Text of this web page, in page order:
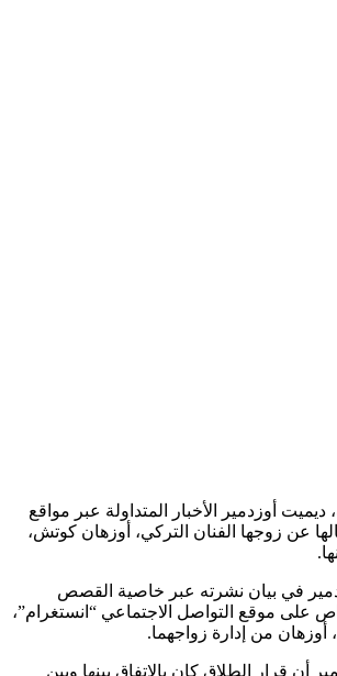
ديميت أوزدمير الأخبار المتداولة عبر مواقع
عن زوجها الفنان التركي، أوزهان كوتش،
في بيان نشرته عبر خاصية القصص
على موقع التواصل الاجتماعي “انستغرام”،
أوزهان من إدارة زواجهما.
أن قرار الطلاق كان بالاتفاق بينها وبين